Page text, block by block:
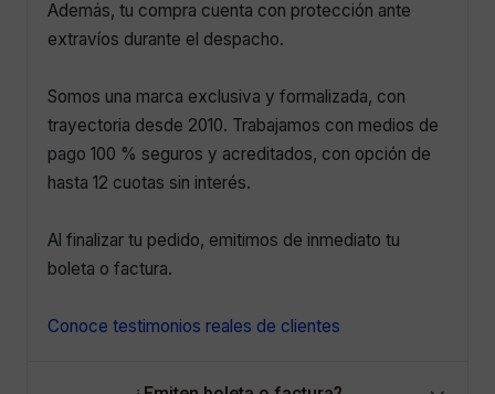
Además, tu compra cuenta con protección ante
extravíos durante el despacho.
Somos una marca exclusiva y formalizada, con
trayectoria desde 2010. Trabajamos con medios de
pago 100 % seguros y acreditados, con opción de
hasta 12 cuotas sin interés.
Al finalizar tu pedido, emitimos de inmediato tu
boleta o factura.
Conoce testimonios reales de clientes